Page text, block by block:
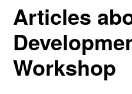
Articles
Workshop